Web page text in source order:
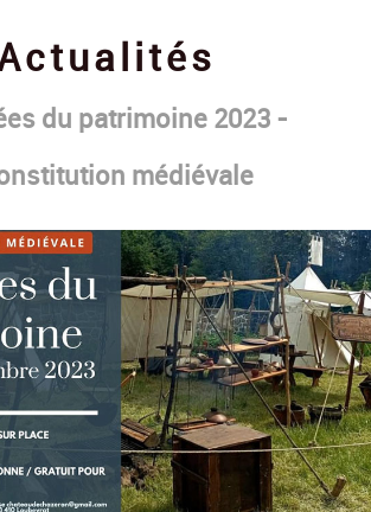
du patrimoine 2023 -
médiévale